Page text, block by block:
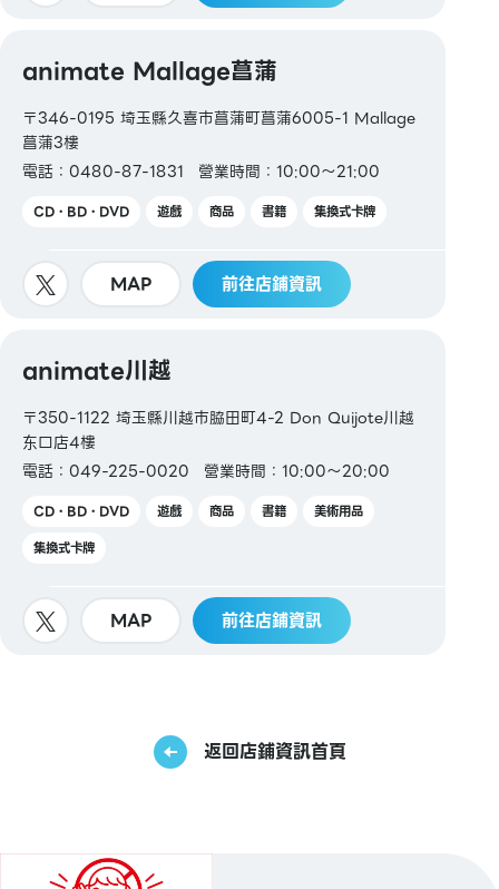
animate Mallage菖蒲
〒346-0195 埼玉縣久喜市菖蒲町菖蒲6005-1 Mallage
菖蒲3樓
電話：0480-87-1831
營業時間：10:00～21:00
CD・BD・DVD 遊戲 商品 書籍 集換式卡牌
MAP 前往店鋪資訊
animate川越
〒350-1122 埼玉縣川越市脇田町4-2 Don Quijote川越
东口店4樓
電話：049-225-0020
營業時間：10:00～20:00
CD・BD・DVD 遊戲 商品 書籍
美術用品
集換式卡牌
MAP 前往店鋪資訊
返回店鋪資訊首頁